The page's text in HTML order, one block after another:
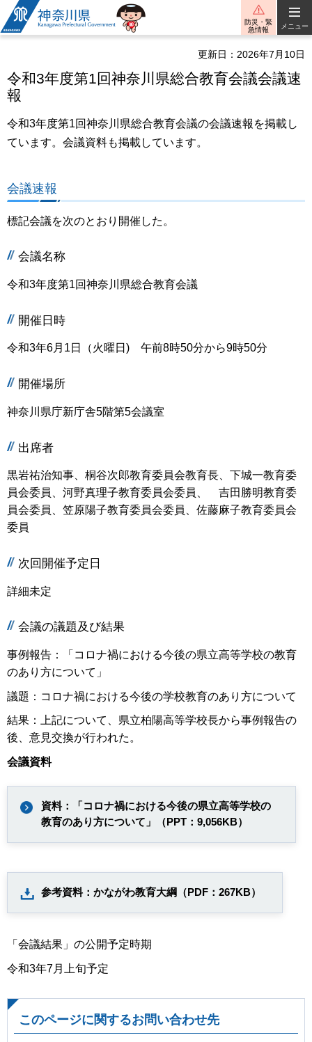
神奈川県
防災・緊
急情報
メニュー
更新日：2026年7月10日
令和3年度第1回神奈川県総合教育会議会議速
報
令和3年度第1回神奈川県総合教育会議の会議速報を掲載し
ています。会議資料も掲載しています。
会議速報
標記会議を次のとおり開催した。
会議名称
令和3年度第1回神奈川県総合教育会議
開催日時
令和3年6月1日（火曜日) 午前8時50分から9時50分
開催場所
神奈川県庁新庁舎5階第5会議室
出席者
黒岩祐治知事、桐谷次郎教育委員会教育長、下城一教育委
員会委員、河野真理子教育委員会委員、 吉田勝明教育委
員会委員、笠原陽子教育委員会委員、佐藤麻子教育委員会
委員
次回開催予定日
詳細未定
会議の議題及び結果
事例報告：「コロナ禍における今後の県立高等学校の教育
のあり方について」
議題：コロナ禍における今後の学校教育のあり方について
結果：上記について、県立柏陽高等学校長から事例報告の
後、意見交換が行われた。
会議資料
資料：「コロナ禍における今後の県立高等学校の
教育のあり方について」（PPT：9,056KB）
参考資料：かながわ教育大綱（PDF：267KB）
「会議結果」の公開予定時期
令和3年7月上旬予定
このページに関するお問い合わせ先